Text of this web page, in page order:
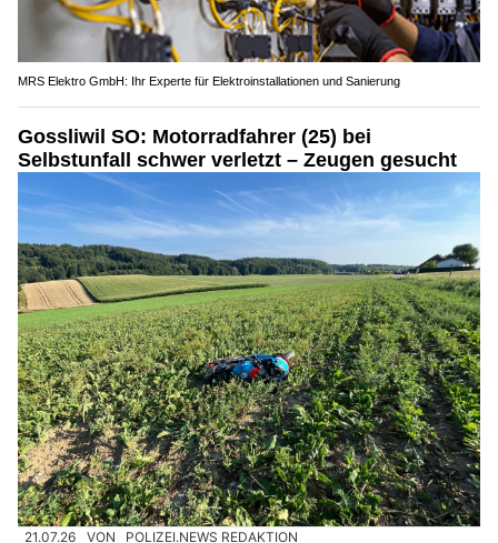
MRS Elektro GmbH: Ihr Experte für Elektroinstallationen und Sanierung
Gossliwil SO: Motorradfahrer (25) bei
Selbstunfall schwer verletzt – Zeugen gesucht
21.07.26 VON POLIZEI.NEWS REDAKTION